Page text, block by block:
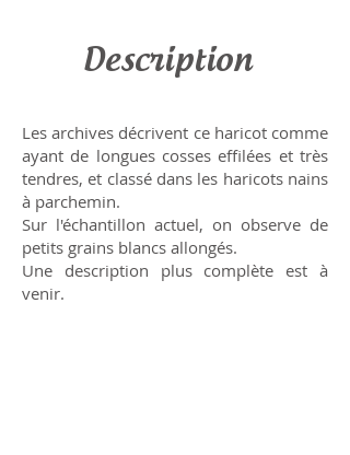
Description
Les archives décrivent ce haricot comme
ayant de longues cosses effilées et très
tendres, et classé dans les haricots nains
à parchemin.
Sur l'échantillon actuel, on observe de
petits grains blancs allongés.
Une description plus complète est à
venir.